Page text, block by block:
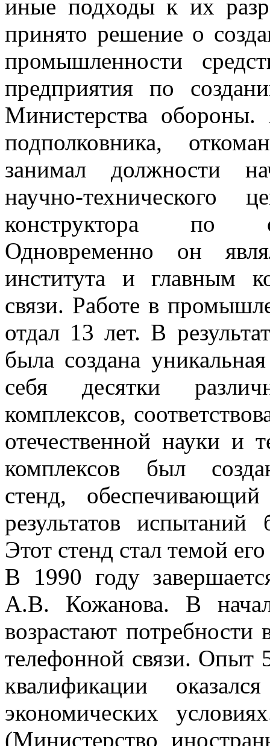
иные подходы к их
принято решение о
промышленности
предприятия по
Министерства
подполковника,
занимал должности
научно-технического
конструктора по
Одновременно он
института и главным
связи. Работе в
отдал 13 лет. В
была создана
себя десятки
комплексов,
отечественной науки и
комплексов был
стенд,
результатов
Этот стенд стал темой
В 1990 году
А.В. Кожанова. В
возрастают
телефонной связи. Опыт
квалификации
экономических
(Министерство